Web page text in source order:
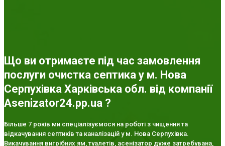
Що ви отримаєте під час замовлення
послуги очистка септика у м. Нова
Серпухівка Харківська обл. від компанії
Asenizator24.pp.ua ?
Більше 7 років ми спеціалізуємося на роботі з чищення та
відкачування септиків та каналізацій у м. Нова Серпухівка.
Викачування вигрібних ям, туалетів, асенізатор дуже затребувана,